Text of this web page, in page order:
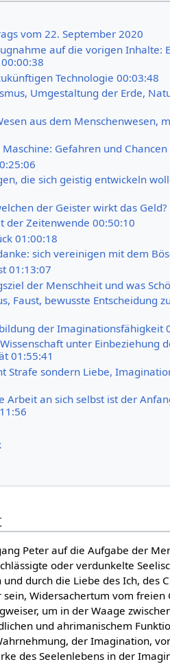
vom 22. September 2020
auf die vorigen Inhalte:
Technologie 00:03:48
Umgestaltung der Erde,
aus dem Menschenwesen,
Gefahren und Chancen
die sich geistig entwickeln
der Geister wirkt das
der Zeitenwende 00:50:10
01:00:18
sich vereinigen mit dem
01:13:07
der Menschheit und was
Faust, bewusste Entscheidung
der Imaginationsfähigkeit
unter Einbeziehung
01:55:41
Strafe sondern Liebe,
Arbeit an sich selbst ist der
Peter auf die Aufgabe der
oder verdunkelte
durch die Liebe des Ich, des
Widersachertum vom freien
um in der Waage
und ahrimanischem
der Imagination,
des Seelenlebens in der